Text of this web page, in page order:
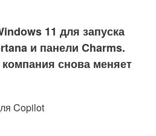
11 для запуска
и панели Charms.
снова меняет